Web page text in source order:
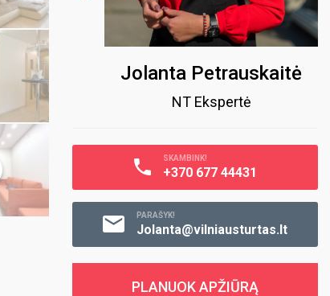
Jolanta Petrauskaitė
NT Ekspertė
SKAMBINK!
+370 677 44431
PARAŠYK!
Jolanta@vilniausturtas.lt
PLANUOK APŽIŪRĄ